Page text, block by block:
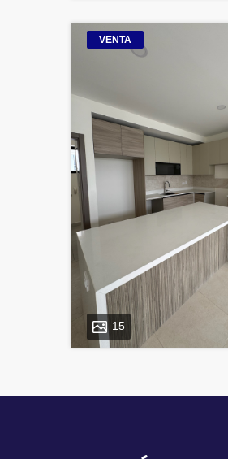
VENTA
15